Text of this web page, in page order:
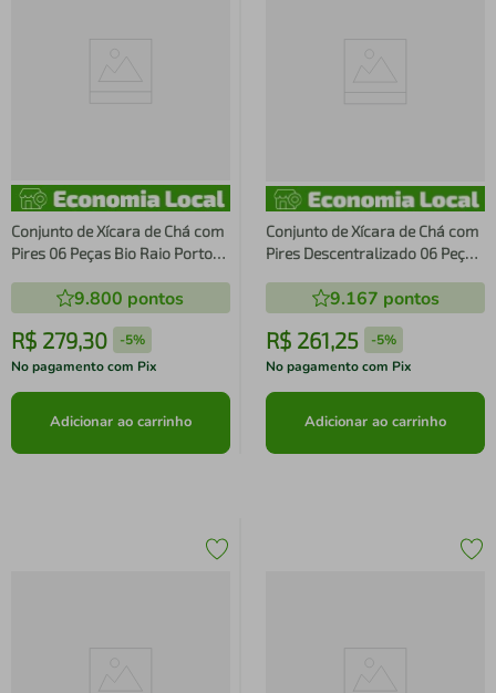
Conjunto de Xícara de Chá com
Pires 06 Peças Bio Raio Porto
9.800 pontos
R$ 279,30 -5%
No pagamento com Pix
Adicionar ao carrinho
Conjunto de Xícara de Chá com
Pires Descentralizado 06 Peças
9.167 pontos
R$ 261,25 -5%
No pagamento com Pix
Adicionar ao carrinho